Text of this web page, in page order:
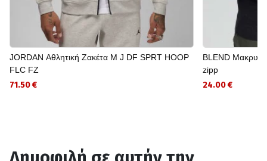
JORDAN Αθλητική Ζακέτα M J DF SPRT HOOP
FLC FZ
71.50 €
BLEND
zipp
24.00 €